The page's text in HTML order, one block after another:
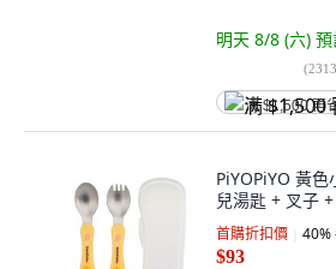
明天 8/8 (六) 預
(2313
满 $1,500 再
PiYOPiYO 黃
兒湯匙 + 叉子
首購折扣價 40%
$93